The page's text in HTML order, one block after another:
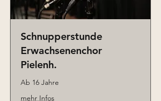
Schnupperstunde
Erwachsenenchor
Pielenh.
Ab 16 Jahre
mehr Infos